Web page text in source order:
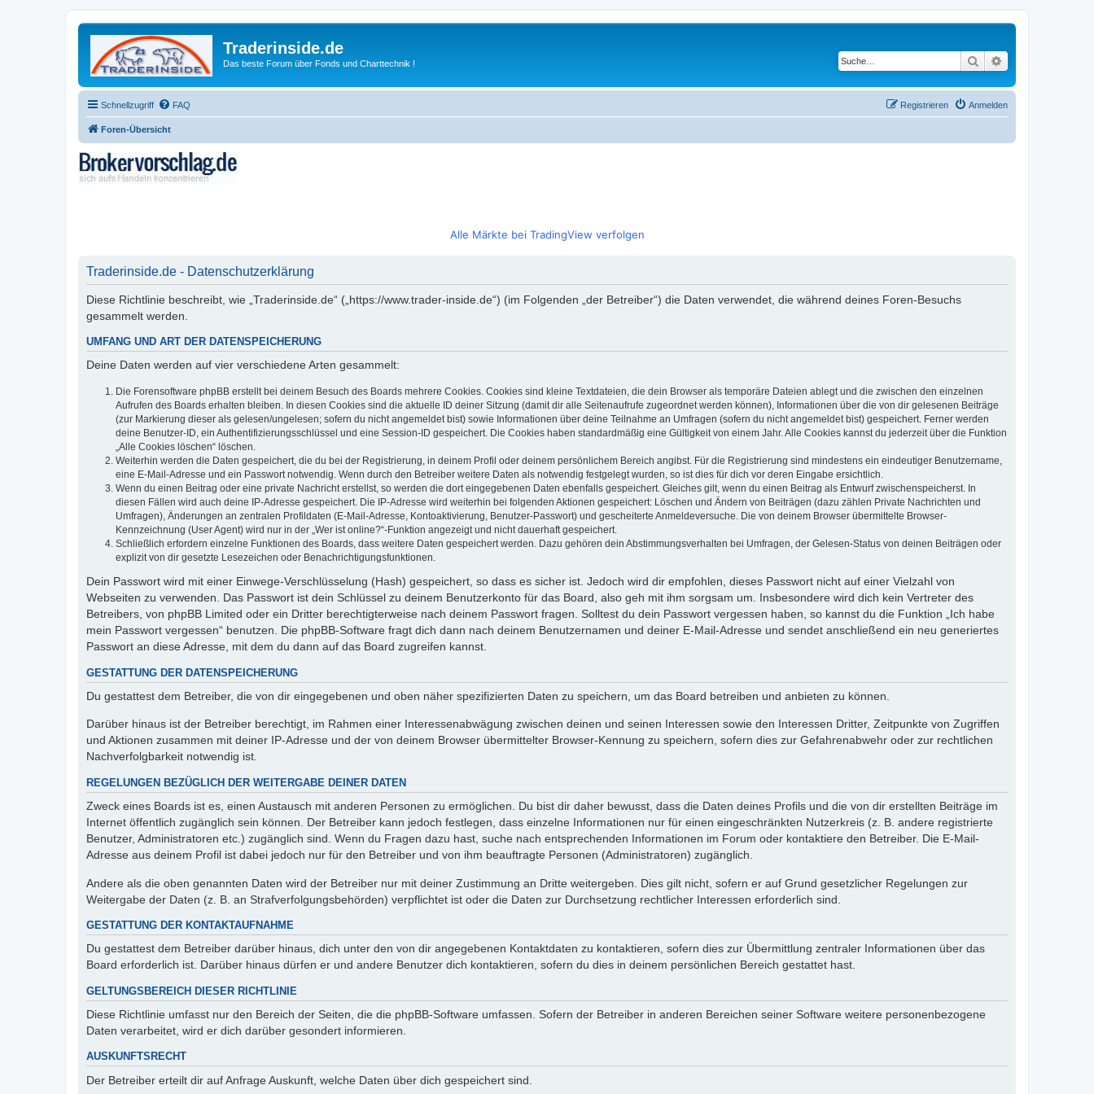
Traderinside.de
Das beste Forum über Fonds und Charttechnik ! Suche
Schnellzugriff FAQ Anmelden
Registrieren
Foren-Übersicht
Alle Märkte bei TradingView verfolgen
Traderinside.de - Datenschutzerklärung
Diese Richtlinie beschreibt, wie „Traderinside.de“ („https://www.trader-inside.de“) (im Folgenden „der Betreiber“) die Daten verwendet, die während deines Foren-Besuchs
gesammelt werden.
UMFANG UND ART DER DATENSPEICHERUNG
Deine Daten werden auf vier verschiedene Arten gesammelt:
Die Forensoftware phpBB erstellt bei deinem Besuch des Boards mehrere Cookies. Cookies sind kleine Textdateien, die dein Browser als temporäre Dateien ablegt und die zwischen den einzelnen
Aufrufen des Boards erhalten bleiben. In diesen Cookies sind die aktuelle ID deiner Sitzung (damit dir alle Seitenaufrufe zugeordnet werden können), Informationen über die von dir gelesenen Beiträge
(zur Markierung dieser als gelesen/ungelesen; sofern du nicht angemeldet bist) sowie Informationen über deine Teilnahme an Umfragen (sofern du nicht angemeldet bist) gespeichert. Ferner werden
deine Benutzer-ID, ein Authentifizierungsschlüssel und eine Session-ID gespeichert. Die Cookies haben standardmäßig eine Gültigkeit von einem Jahr. Alle Cookies kannst du jederzeit über die Funktion
„Alle Cookies löschen“ löschen.
Weiterhin werden die Daten gespeichert, die du bei der Registrierung, in deinem Profil oder deinem persönlichem Bereich angibst. Für die Registrierung sind mindestens ein eindeutiger Benutzername,
eine E-Mail-Adresse und ein Passwort notwendig. Wenn durch den Betreiber weitere Daten als notwendig festgelegt wurden, so ist dies für dich vor deren Eingabe ersichtlich.
Wenn du einen Beitrag oder eine private Nachricht erstellst, so werden die dort eingegebenen Daten ebenfalls gespeichert. Gleiches gilt, wenn du einen Beitrag als Entwurf zwischenspeicherst. In
diesen Fällen wird auch deine IP-Adresse gespeichert. Die IP-Adresse wird weiterhin bei folgenden Aktionen gespeichert: Löschen und Ändern von Beiträgen (dazu zählen Private Nachrichten und
Umfragen), Änderungen an zentralen Profildaten (E-Mail-Adresse, Kontoaktivierung, Benutzer-Passwort) und gescheiterte Anmeldeversuche. Die von deinem Browser übermittelte Browser-
Kennzeichnung (User Agent) wird nur in der „Wer ist online?“-Funktion angezeigt und nicht dauerhaft gespeichert.
Schließlich erfordern einzelne Funktionen des Boards, dass weitere Daten gespeichert werden. Dazu gehören dein Abstimmungsverhalten bei Umfragen, der Gelesen-Status von deinen Beiträgen oder
explizit von dir gesetzte Lesezeichen oder Benachrichtigungsfunktionen.
Dein Passwort wird mit einer Einwege-Verschlüsselung (Hash) gespeichert, so dass es sicher ist. Jedoch wird dir empfohlen, dieses Passwort nicht auf einer Vielzahl von
Webseiten zu verwenden. Das Passwort ist dein Schlüssel zu deinem Benutzerkonto für das Board, also geh mit ihm sorgsam um. Insbesondere wird dich kein Vertreter des
Betreibers, von phpBB Limited oder ein Dritter berechtigterweise nach deinem Passwort fragen. Solltest du dein Passwort vergessen haben, so kannst du die Funktion „Ich habe
mein Passwort vergessen“ benutzen. Die phpBB-Software fragt dich dann nach deinem Benutzernamen und deiner E-Mail-Adresse und sendet anschließend ein neu generiertes
Passwort an diese Adresse, mit dem du dann auf das Board zugreifen kannst.
GESTATTUNG DER DATENSPEICHERUNG
Du gestattest dem Betreiber, die von dir eingegebenen und oben näher spezifizierten Daten zu speichern, um das Board betreiben und anbieten zu können.
Darüber hinaus ist der Betreiber berechtigt, im Rahmen einer Interessenabwägung zwischen deinen und seinen Interessen sowie den Interessen Dritter, Zeitpunkte von Zugriffen
und Aktionen zusammen mit deiner IP-Adresse und der von deinem Browser übermittelter Browser-Kennung zu speichern, sofern dies zur Gefahrenabwehr oder zur rechtlichen
Nachverfolgbarkeit notwendig ist.
REGELUNGEN BEZÜGLICH DER WEITERGABE DEINER DATEN
Zweck eines Boards ist es, einen Austausch mit anderen Personen zu ermöglichen. Du bist dir daher bewusst, dass die Daten deines Profils und die von dir erstellten Beiträge im
Internet öffentlich zugänglich sein können. Der Betreiber kann jedoch festlegen, dass einzelne Informationen nur für einen eingeschränkten Nutzerkreis (z. B. andere registrierte
Benutzer, Administratoren etc.) zugänglich sind. Wenn du Fragen dazu hast, suche nach entsprechenden Informationen im Forum oder kontaktiere den Betreiber. Die E-Mail-
Adresse aus deinem Profil ist dabei jedoch nur für den Betreiber und von ihm beauftragte Personen (Administratoren) zugänglich.
Andere als die oben genannten Daten wird der Betreiber nur mit deiner Zustimmung an Dritte weitergeben. Dies gilt nicht, sofern er auf Grund gesetzlicher Regelungen zur
Weitergabe der Daten (z. B. an Strafverfolgungsbehörden) verpflichtet ist oder die Daten zur Durchsetzung rechtlicher Interessen erforderlich sind.
GESTATTUNG DER KONTAKTAUFNAHME
Du gestattest dem Betreiber darüber hinaus, dich unter den von dir angegebenen Kontaktdaten zu kontaktieren, sofern dies zur Übermittlung zentraler Informationen über das
Board erforderlich ist. Darüber hinaus dürfen er und andere Benutzer dich kontaktieren, sofern du dies in deinem persönlichen Bereich gestattet hast.
GELTUNGSBEREICH DIESER RICHTLINIE
Diese Richtlinie umfasst nur den Bereich der Seiten, die die phpBB-Software umfassen. Sofern der Betreiber in anderen Bereichen seiner Software weitere personenbezogene
Daten verarbeitet, wird er dich darüber gesondert informieren.
AUSKUNFTSRECHT
Der Betreiber erteilt dir auf Anfrage Auskunft, welche Daten über dich gespeichert sind.